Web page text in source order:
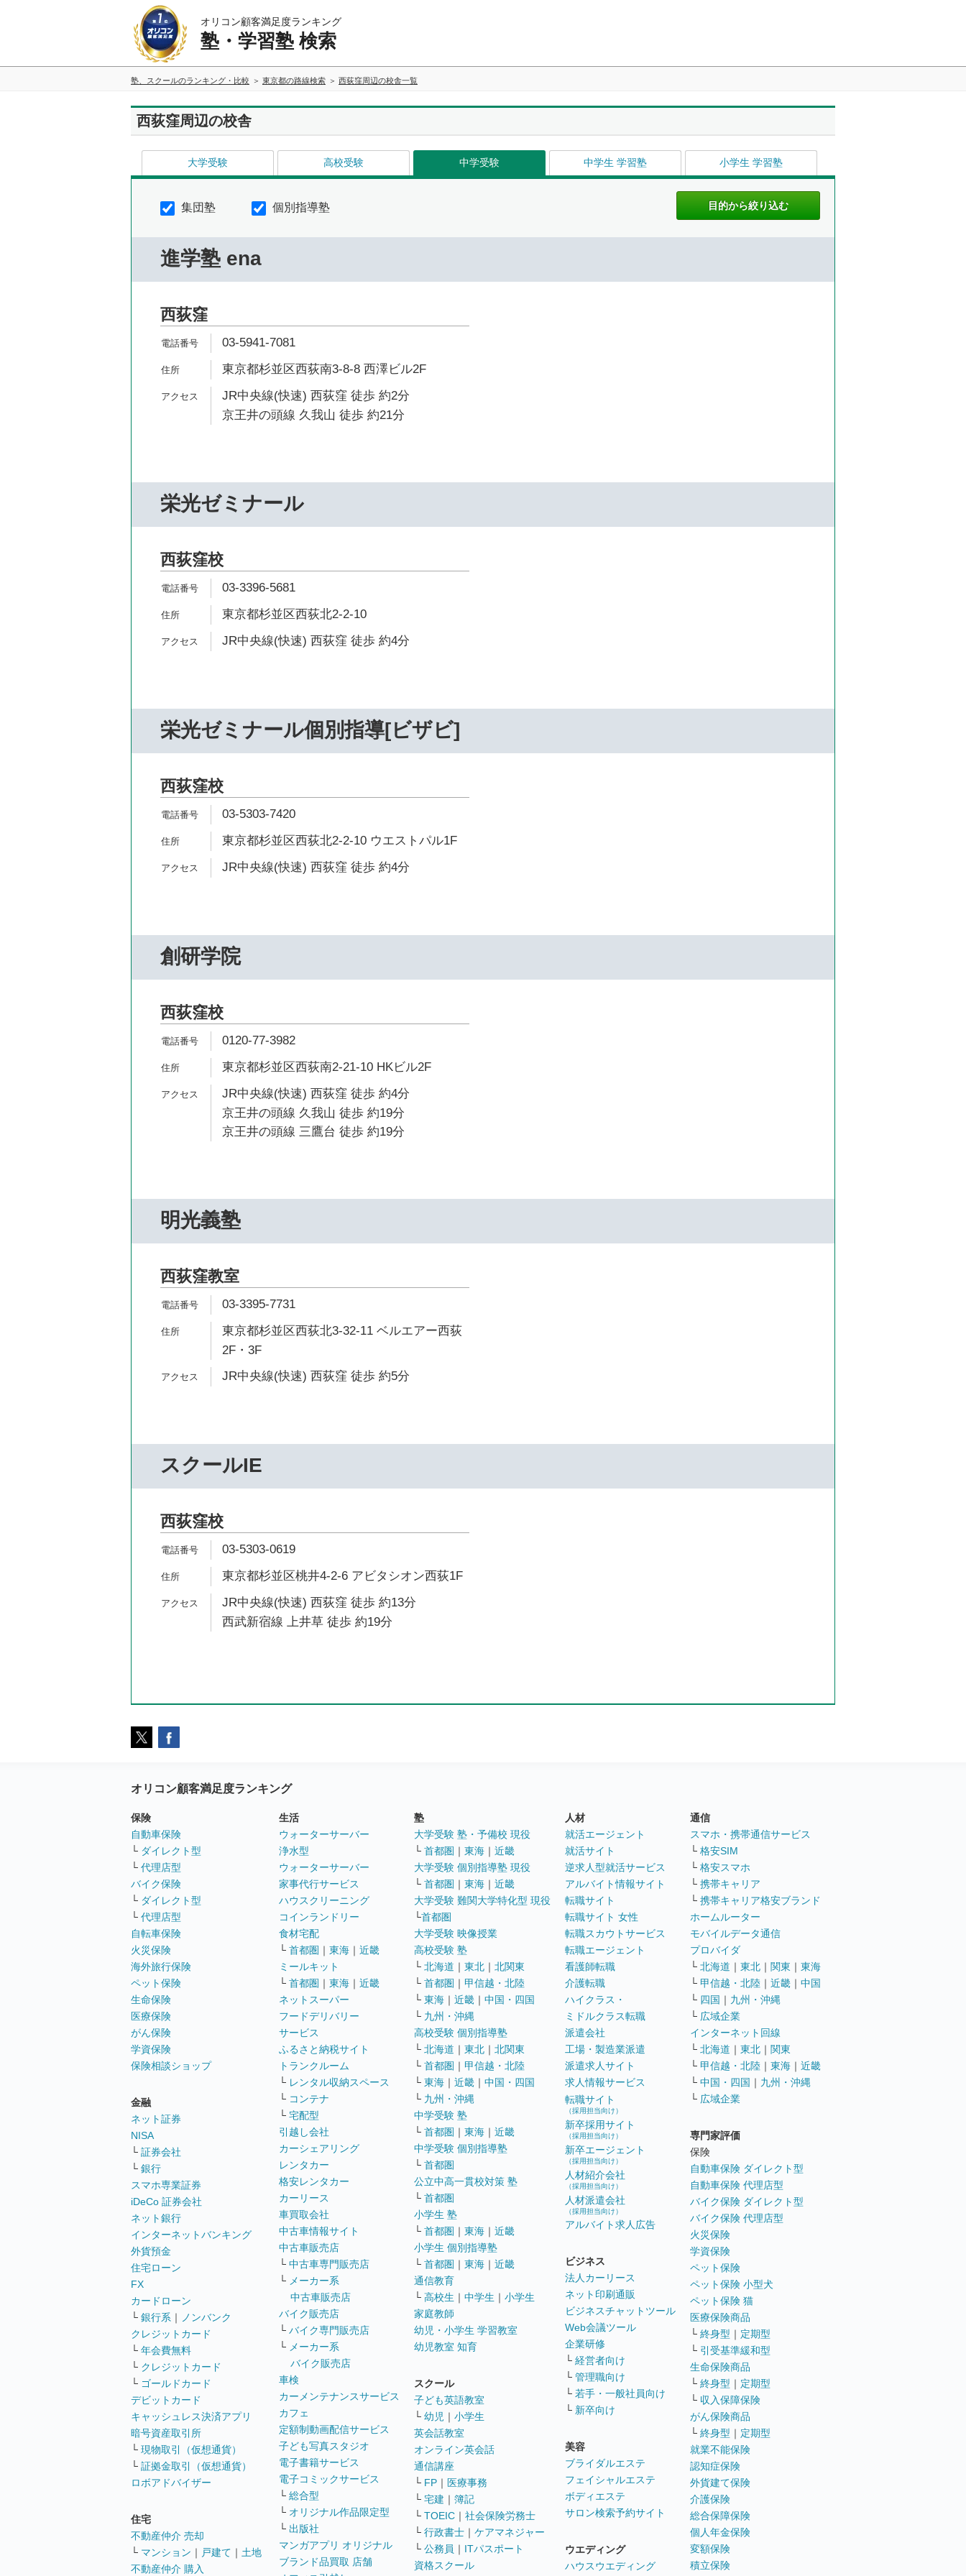
オリコン顧客満足度ランキング
塾・学習塾 検索
塾、スクールのランキング・比較 東京都の路線検索 西荻窪周辺の校舎一覧
西荻窪周辺の校舎
大学受験 高校受験 中学受験 中学生 学習塾 小学生 学習塾
集団塾 個別指導塾
進学塾 ena
西荻窪
03-5941-7081
東京都杉並区西荻南3-8-8 西澤ビル2F
JR中央線(快速) 西荻窪 徒歩 約2分
京王井の頭線 久我山 徒歩 約21分
栄光ゼミナール
西荻窪校
03-3396-5681
東京都杉並区西荻北2-2-10
JR中央線(快速) 西荻窪 徒歩 約4分
栄光ゼミナール個別指導[ビザビ]
西荻窪校
03-5303-7420
東京都杉並区西荻北2-2-10 ウエストパル1F
JR中央線(快速) 西荻窪 徒歩 約4分
創研学院
西荻窪校
0120-77-3982
東京都杉並区西荻南2-21-10 HKビル2F
JR中央線(快速) 西荻窪 徒歩 約4分
京王井の頭線 久我山 徒歩 約19分
京王井の頭線 三鷹台 徒歩 約19分
明光義塾
西荻窪教室
03-3395-7731
東京都杉並区西荻北3-32-11 ベルエアー西荻
2F・3F
JR中央線(快速) 西荻窪 徒歩 約5分
スクールIE
西荻窪校
03-5303-0619
東京都杉並区桃井4-2-6 アビタシオン西荻1F
JR中央線(快速) 西荻窪 徒歩 約13分
西武新宿線 上井草 徒歩 約19分
オリコン顧客満足度ランキング
保険
自動車保険
└ ダイレクト型
└ 代理店型
バイク保険
└ ダイレクト型
└ 代理店型
自転車保険
火災保険
海外旅行保険
ペット保険
生命保険
医療保険
がん保険
学資保険
保険相談ショップ
金融
ネット証券
NISA
└ 証券会社
└ 銀行
スマホ専業証券
iDeCo 証券会社
ネット銀行
インターネットバンキング
外貨預金
住宅ローン
FX
カードローン
└ 銀行系 ｜
ノンバンク
クレジットカード
└ 年会費無料
└ クレジットカード
└ ゴールドカード
デビットカード
キャッシュレス決済アプリ
暗号資産取引所
└ 現物取引（仮想通貨）
└ 証拠金取引（仮想通貨）
ロボアドバイザー
住宅
不動産仲介 売却
└ マンション ｜ 戸建て ｜ 土地
不動産仲介 購入
生活
ウォーターサーバー
浄水型
ウォーターサーバー
家事代行サービス
ハウスクリーニング
コインランドリー
食材宅配
└ 首都圏 ｜ 東海 ｜ 近畿
ミールキット
└ 首都圏 ｜ 東海 ｜ 近畿
ネットスーパー
フードデリバリー
サービス
ふるさと納税サイト
トランクルーム
└ レンタル収納スペース
└ コンテナ
└ 宅配型
引越し会社
カーシェアリング
レンタカー
格安レンタカー
カーリース
車買取会社
中古車情報サイト
中古車販売店
└ 中古車専門販売店
└ メーカー系
中古車販売店
バイク販売店
└ バイク専門販売店
└ メーカー系
バイク販売店
車検
カーメンテナンスサービス
カフェ
定額制動画配信サービス
子ども写真スタジオ
電子書籍サービス
電子コミックサービス
└ 総合型
└ オリジナル作品限定型
└ 出版社
マンガアプリ オリジナル
ブランド品買取 店舗
塾
大学受験 塾・予備校 現役
└ 首都圏 ｜ 東海 ｜ 近畿
大学受験 個別指導塾 現役
└ 首都圏 ｜ 東海 ｜ 近畿
大学受験 難関大学特化型 現役
└首都圏
大学受験 映像授業
高校受験 塾
└ 北海道 ｜ 東北 ｜ 北関東
└ 首都圏 ｜ 甲信越・北陸
└ 東海 ｜ 近畿 ｜ 中国・四国
└ 九州・沖縄
高校受験 個別指導塾
└ 北海道 ｜ 東北 ｜ 北関東
└ 首都圏 ｜ 甲信越・北陸
└ 東海 ｜ 近畿 ｜ 中国・四国
└ 九州・沖縄
中学受験 塾
└ 首都圏 ｜ 東海 ｜ 近畿
中学受験 個別指導塾
└ 首都圏
公立中高一貫校対策 塾
└ 首都圏
小学生 塾
└ 首都圏 ｜ 東海 ｜ 近畿
小学生 個別指導塾
└ 首都圏 ｜ 東海 ｜ 近畿
通信教育
└ 高校生 ｜ 中学生 ｜ 小学生
家庭教師
幼児・小学生 学習教室
幼児教室 知育
スクール
子ども英語教室
└ 幼児 ｜ 小学生
英会話教室
オンライン英会話
通信講座
└ FP ｜ 医療事務
└ 宅建 ｜ 簿記
└ TOEIC ｜ 社会保険労務士
└ 行政書士 ｜ ケアマネジャー
└ 公務員 ｜ ITパスポート
資格スクール
人材
就活エージェント
就活サイト
逆求人型就活サービス
アルバイト情報サイト
転職サイト
転職サイト 女性
転職スカウトサービス
転職エージェント
看護師転職
介護転職
ハイクラス・
ミドルクラス転職
派遣会社
工場・製造業派遣
派遣求人サイト
求人情報サービス
転職サイト
（採用担当向け）
新卒採用サイト
（採用担当向け）
新卒エージェント
（採用担当向け）
人材紹介会社
（採用担当向け）
人材派遣会社
（採用担当向け）
アルバイト求人広告
ビジネス
法人カーリース
ネット印刷通販
ビジネスチャットツール
Web会議ツール
企業研修
└ 経営者向け
└ 管理職向け
└ 若手・一般社員向け
└ 新卒向け
美容
ブライダルエステ
フェイシャルエステ
ボディエステ
サロン検索予約サイト
ウエディング
ハウスウエディング
通信
スマホ・携帯通信サービス
└ 格安SIM
└ 格安スマホ
└ 携帯キャリア
└ 携帯キャリア格安ブランド
ホームルーター
モバイルデータ通信
プロバイダ
└ 北海道 ｜ 東北 ｜ 関東 ｜ 東海
└ 甲信越・北陸 ｜ 近畿 ｜ 中国
└ 四国 ｜ 九州・沖縄
└ 広域企業
インターネット回線
└ 北海道 ｜ 東北 ｜ 関東
└ 甲信越・北陸 ｜ 東海 ｜ 近畿
└ 中国・四国 ｜ 九州・沖縄
└ 広域企業
専門家評価
保険
自動車保険 ダイレクト型
自動車保険 代理店型
バイク保険 ダイレクト型
バイク保険 代理店型
火災保険
学資保険
ペット保険
ペット保険 小型犬
ペット保険 猫
医療保険商品
└ 終身型 ｜ 定期型
└ 引受基準緩和型
生命保険商品
└ 終身型 ｜ 定期型
└ 収入保障保険
がん保険商品
└ 終身型 ｜ 定期型
就業不能保険
認知症保険
外貨建て保険
介護保険
総合保障保険
個人年金保険
変額保険
積立保険